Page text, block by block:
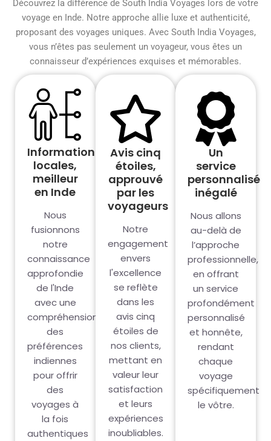
Découvrez la différence de South India Voyages lors de votre
voyage en Inde. Notre approche allie luxe et authenticité,
proposant des voyages uniques. Avec South India Voyages,
vous n’êtes pas seulement un voyageur, vous êtes un
connaisseur d’expériences exquises et mémorables.
Informations
locales,
meilleur
en Inde
Nous
fusionnons
notre
connaissance
approfondie
de l'Inde
avec une
compréhension
des
préférences
indiennes
pour offrir
des
voyages à
la fois
authentiques
Avis cinq
étoiles,
approuvé
par les
voyageurs
Notre
engagement
envers
l'excellence
se reflète
dans les
avis cinq
étoiles de
nos clients,
mettant en
valeur leur
satisfaction
et leurs
expériences
inoubliables.
Un
service
personnalisé
inégalé
Nous allons
au-delà de
l’approche
professionnelle,
en offrant
un service
profondément
personnalisé
et honnête,
rendant
chaque
voyage
spécifiquement
le vôtre.